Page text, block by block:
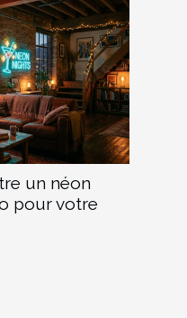
un néon
pour votre